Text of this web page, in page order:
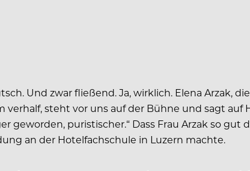
Und zwar fließend. Ja, wirklich. Elena Arzak,
steht vor uns auf der Bühne und sagt auf
puristischer.“ Dass Frau Arzak so gut
an der Hotelfachschule in Luzern machte.